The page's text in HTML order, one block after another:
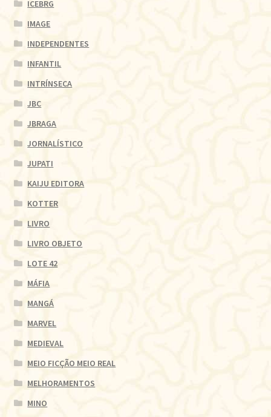
ICEBRG
IMAGE
INDEPENDENTES
INFANTIL
INTRÍNSECA
JBC
JBRAGA
JORNALÍSTICO
JUPATI
KAIJU EDITORA
KOTTER
LIVRO
LIVRO OBJETO
LOTE 42
MÁFIA
MANGÁ
MARVEL
MEDIEVAL
MEIO FICÇÃO MEIO REAL
MELHORAMENTOS
MINO